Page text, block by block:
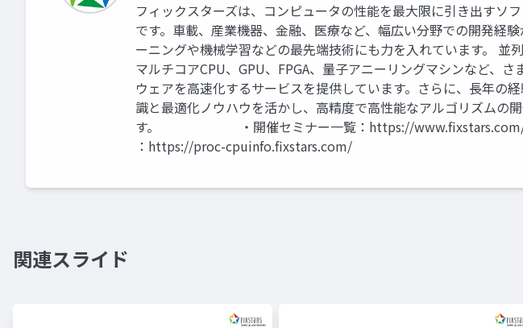
フィックスターズは、コンピュータの性能を最大限に引き出すソ
です。車載、産業機器、金融、医療など、幅広い分野での開発経
ーニングや機械学習などの最先端技術にも力を入れています。 並
マルチコアCPU、GPU、FPGA、量子アニーリングマシンなど、
ウェアを高速化するサービスを提供しています。さらに、長年の
識と最適化ノウハウを活かし、高精度で高性能なアルゴリズムの
す。 ・開催セミナー一覧：https://
：https://proc-cpuinfo.fixstars.com/
関連スライド